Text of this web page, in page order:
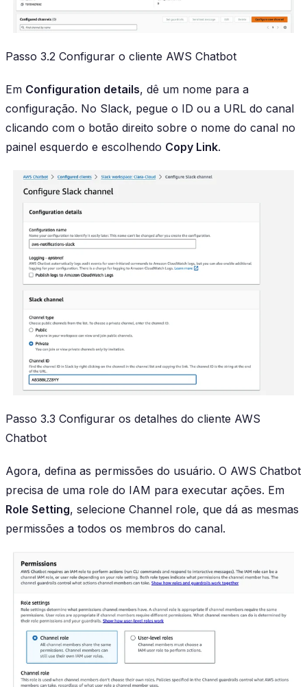
Passo 3.2 Configurar o cliente AWS Chatbot
Em Configuration details, dê um nome para a
configuração. No Slack, pegue o ID ou a URL do canal
clicando com o botão direito sobre o nome do canal no
painel esquerdo e escolhendo Copy Link.
Passo 3.3 Configurar os detalhes do cliente AWS
Chatbot
Agora, defina as permissões do usuário. O AWS Chatbot
precisa de uma role do IAM para executar ações. Em
Role Setting, selecione Channel role, que dá as mesmas
permissões a todos os membros do canal.